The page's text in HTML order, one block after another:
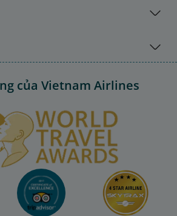
của Vietnam Airlines